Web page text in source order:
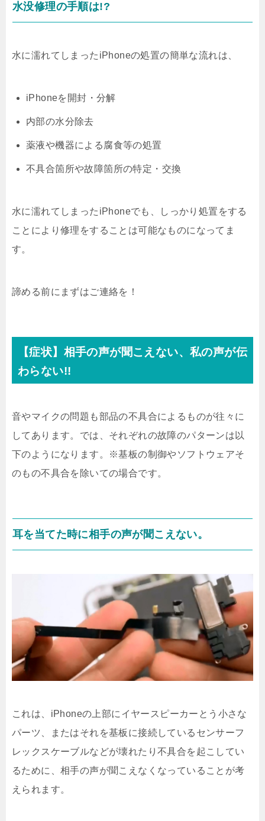
水没修理の手順は!?
水に濡れてしまったiPhoneの処置の簡単な流れは、
iPhoneを開封・分解
内部の水分除去
薬液や機器による腐食等の処置
不具合箇所や故障箇所の特定・交換
水に濡れてしまったiPhoneでも、しっかり処置をする
ことにより修理をすることは可能なものになってま
す。
諦める前にまずはご連絡を！
【症状】相手の声が聞こえない、私の声が伝
わらない!!
音やマイクの問題も部品の不具合によるものが往々に
してあります。では、それぞれの故障のパターンは以
下のようになります。※基板の制御やソフトウェアそ
のもの不具合を除いての場合です。
耳を当てた時に相手の声が聞こえない。
これは、iPhoneの上部にイヤースピーカーとう小さな
パーツ、またはそれを基板に接続しているセンサーフ
レックスケーブルなどが壊れたり不具合を起こしてい
るために、相手の声が聞こえなくなっていることが考
えられます。